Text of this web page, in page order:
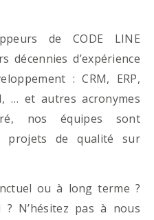
de CODE LINE
décennies d’expérience
: CRM, ERP,
… et autres acronymes
nos équipes sont
projets de qualité sur
ou à long terme ?
N’hésitez pas à nous